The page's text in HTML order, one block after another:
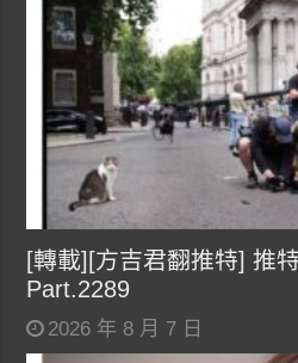
[轉載][方吉君翻推特] 推
Part.2289
2026 年 8 月 7 日